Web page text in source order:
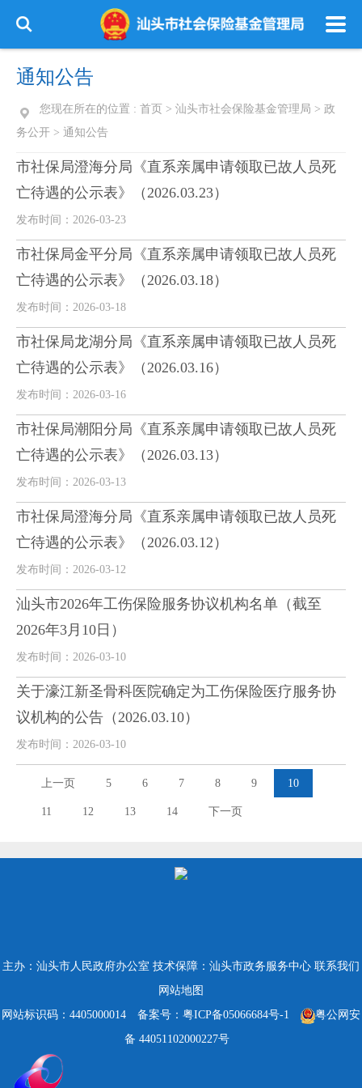
通知公告
您现在所在的位置 : 首页 > 汕头市社会保险基金管理局 > 政
务公开 > 通知公告
市社保局澄海分局《直系亲属申请领取已故人员死
亡待遇的公示表》（2026.03.23）
发布时间：2026-03-23
市社保局金平分局《直系亲属申请领取已故人员死
亡待遇的公示表》（2026.03.18）
发布时间：2026-03-18
市社保局龙湖分局《直系亲属申请领取已故人员死
亡待遇的公示表》（2026.03.16）
发布时间：2026-03-16
市社保局潮阳分局《直系亲属申请领取已故人员死
亡待遇的公示表》（2026.03.13）
发布时间：2026-03-13
市社保局澄海分局《直系亲属申请领取已故人员死
亡待遇的公示表》（2026.03.12）
发布时间：2026-03-12
汕头市2026年工伤保险服务协议机构名单（截至
2026年3月10日）
发布时间：2026-03-10
关于濠江新圣骨科医院确定为工伤保险医疗服务协
议机构的公告（2026.03.10）
发布时间：2026-03-10
上一页 5 6 7 8 9 10
11 12 13 14 下一页
主办：汕头市人民政府办公室 技术保障：汕头市政务服务中心 联系我们
网站地图
网站标识码：4405000014
备案号：粤ICP备05066684号-1
粤公网安
备 44051102000227号